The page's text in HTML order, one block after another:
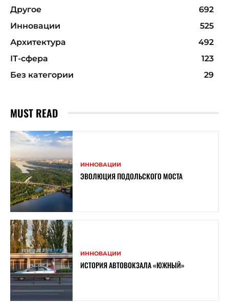
Другое
692
Инновации
525
Архитектура
492
ІТ-сфера
123
Без категории
29
MUST READ
ИННОВАЦИИ
ЭВОЛЮЦИЯ ПОДОЛЬСКОГО МОСТА
ИННОВАЦИИ
ИСТОРИЯ АВТОВОКЗАЛА «ЮЖНЫЙ»